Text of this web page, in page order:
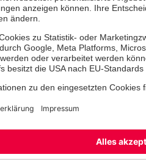
Über
Am
Hans-